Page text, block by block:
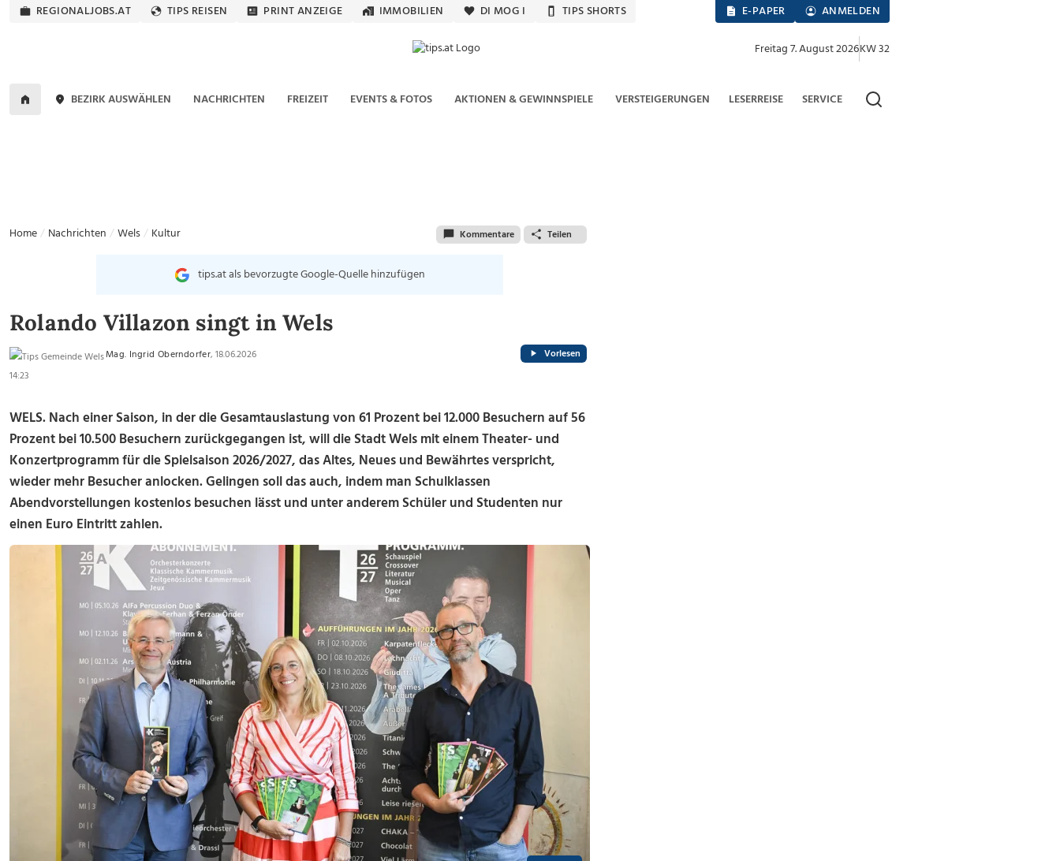
REGIONALJOBS.AT TIPS REISEN PRINT ANZEIGE IMMOBILIEN DI MOG I TIPS SHORTS E-PAPER ANMELDEN
Freitag 7. August 2026KW 32
BEZIRK AUSWÄHLEN NACHRICHTEN FREIZEIT EVENTS & FOTOS AKTIONEN & GEWINNSPIELE VERSTEIGERUNGEN LESERREISE SERVICE
Home Nachrichten Wels Kultur Kommentare Teilen
tips.at als bevorzugte Google-Quelle hinzufügen
Rolando Villazon singt in Wels
Mag. Ingrid Oberndorfer, 18.06.2026
14:23
Vorlesen
WELS. Nach einer Saison, in der die Gesamtauslastung von 61 Prozent bei 12.000 Besuchern auf 56
Prozent bei 10.500 Besuchern zurückgegangen ist, will die Stadt Wels mit einem Theater- und
Konzertprogramm für die Spielsaison 2026/2027, das Altes, Neues und Bewährtes verspricht,
wieder mehr Besucher anlocken. Gelingen soll das auch, indem man Schulklassen
Abendvorstellungen kostenlos besuchen lässt und unter anderem Schüler und Studenten nur
einen Euro Eintritt zahlen.